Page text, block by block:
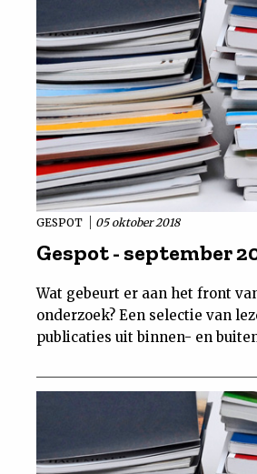
GESPOT 05 oktober 2018
Gespot - september
Wat gebeurt er aan het front
onderzoek? Een selectie van
publicaties uit binnen- en